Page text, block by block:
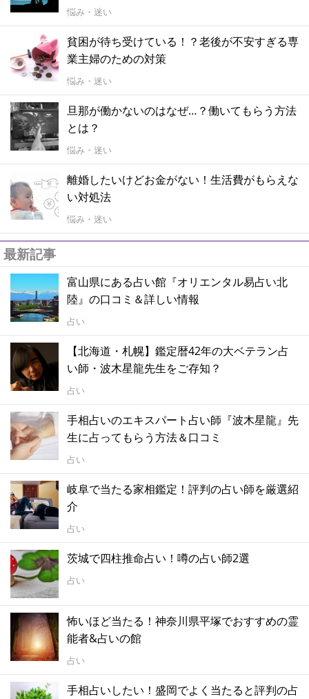
悩み・迷い
貧困が待ち受けている！？老後が不安すぎる専
業主婦のための対策
悩み・迷い
旦那が働かないのはなぜ…？働いてもらう方法
とは？
悩み・迷い
離婚したいけどお金がない！生活費がもらえな
い対処法
悩み・迷い
最新記事
富山県にある占い館『オリエンタル易占い北
陸』の口コミ＆詳しい情報
占い
【北海道・札幌】鑑定暦42年の大ベテラン占
い師・波木星龍先生をご存知？
占い
手相占いのエキスパート占い師『波木星龍』先
生に占ってもらう方法＆口コミ
占い
岐阜で当たる家相鑑定！評判の占い師を厳選紹
介
占い
茨城で四柱推命占い！噂の占い師2選
占い
怖いほど当たる！神奈川県平塚でおすすめの霊
能者&占いの館
占い
手相占いしたい！盛岡でよく当たると評判の占